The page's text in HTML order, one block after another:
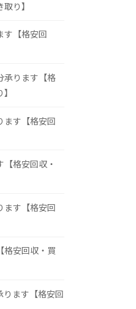
り】
す【格安回
承ります【格
ます【格安回
格安回収・
ます【格安回
格安回収・買
ります【格安回